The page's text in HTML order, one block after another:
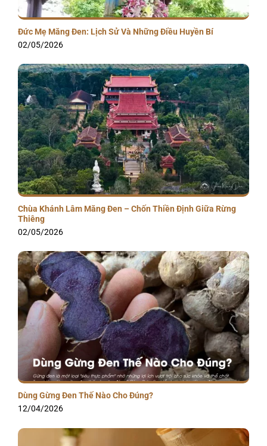
Đức Mẹ Măng Đen: Lịch Sử Và Những Điều Huyền Bí
02/05/2026
Chùa Khánh Lâm Măng Đen – Chốn Thiền Định Giữa Rừng
Thiêng
02/05/2026
Dùng Gừng Đen Thế Nào Cho Đúng?
12/04/2026